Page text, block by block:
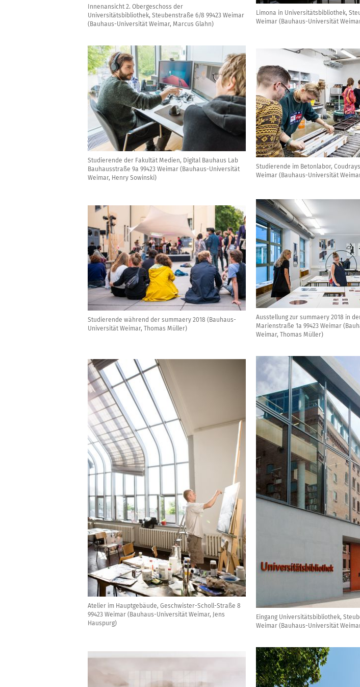
Innenansicht 2. Obergeschoss der
Universitätsbibliothek, Steubenstraße 6/8 99423 Weimar
(Bauhaus-Universität Weimar, Marcus Glahn)
Limona in Universitätsbibliothek,
Weimar (Bauhaus-Universität
Studierende der Fakultät Medien, Digital Bauhaus Lab
Bauhausstraße 9a 99423 Weimar (Bauhaus-Universität
Weimar, Henry Sowinski)
Studierende im Betonlabor,
Weimar (Bauhaus-Universität
Studierende während der summaery 2018 (Bauhaus-
Universität Weimar, Thomas Müller)
Ausstellung zur summaery 2018 in
Marienstraße 1a 99423 Weimar
Weimar, Thomas Müller)
Atelier im Hauptgebäude, Geschwister-Scholl-Straße 8
99423 Weimar (Bauhaus-Universität Weimar, Jens
Hauspurg)
Eingang Universitätsbibliothek,
Weimar (Bauhaus-Universität